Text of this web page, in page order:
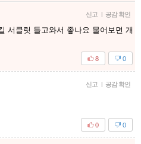
신고 | 공감 확인
서클릿 들고와서 좋나요 물어보면 개
0
8
신고 | 공감 확인
0
0